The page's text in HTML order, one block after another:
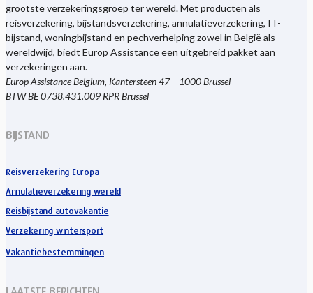
grootste verzekeringsgroep ter wereld. Met producten als
reisverzekering, bijstandsverzekering, annulatieverzekering, IT-
bijstand, woningbijstand en pechverhelping zowel in België als
wereldwijd, biedt Europ Assistance een uitgebreid pakket aan
verzekeringen aan.
Europ Assistance Belgium, Kantersteen 47 – 1000 Brussel
BTW BE 0738.431.009 RPR Brussel
BIJSTAND
Reisverzekering Europa
Annulatieverzekering wereld
Reisbijstand autovakantie
Verzekering wintersport
Vakantiebestemmingen